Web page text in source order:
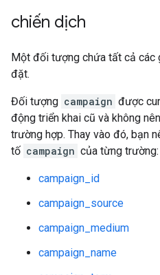
chiến dịch
Một đối tượng chứa tất cả các
đặt.
Đối tượng campaign được
động triển khai cũ và không
trường hợp. Thay vào đó, bạn
tố campaign của từng trường:
campaign_id
campaign_source
campaign_medium
campaign_name